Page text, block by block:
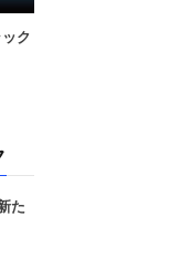
ク
た